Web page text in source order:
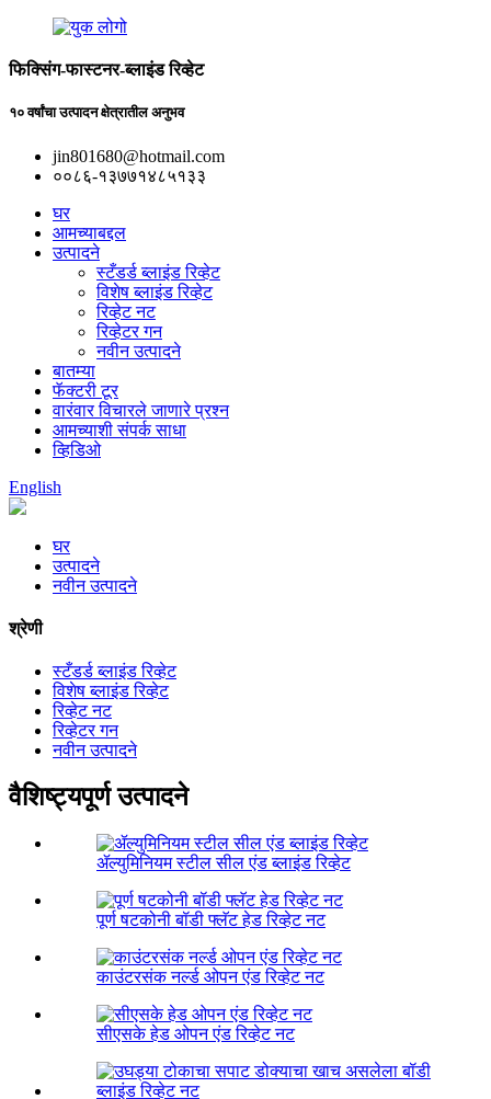
फिक्सिंग-फास्टनर-ब्लाइंड रिव्हेट
१० वर्षांचा उत्पादन क्षेत्रातील अनुभव
jin801680@hotmail.com
००८६-१३७७१४८५१३३
घर
आमच्याबद्दल
उत्पादने
स्टँडर्ड ब्लाइंड रिव्हेट
विशेष ब्लाइंड रिव्हेट
रिव्हेट नट
रिव्हेटर गन
नवीन उत्पादने
बातम्या
फॅक्टरी टूर
वारंवार विचारले जाणारे प्रश्न
आमच्याशी संपर्क साधा
व्हिडिओ
English
घर
उत्पादने
नवीन उत्पादने
श्रेणी
स्टँडर्ड ब्लाइंड रिव्हेट
विशेष ब्लाइंड रिव्हेट
रिव्हेट नट
रिव्हेटर गन
नवीन उत्पादने
वैशिष्ट्यपूर्ण उत्पादने
ॲल्युमिनियम स्टील सील एंड ब्लाइंड रिव्हेट
पूर्ण षटकोनी बॉडी फ्लॅट हेड रिव्हेट नट
काउंटरसंक नर्ल्ड ओपन एंड रिव्हेट नट
सीएसके हेड ओपन एंड रिव्हेट नट